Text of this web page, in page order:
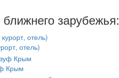
зарубежья:
отель)
Крым